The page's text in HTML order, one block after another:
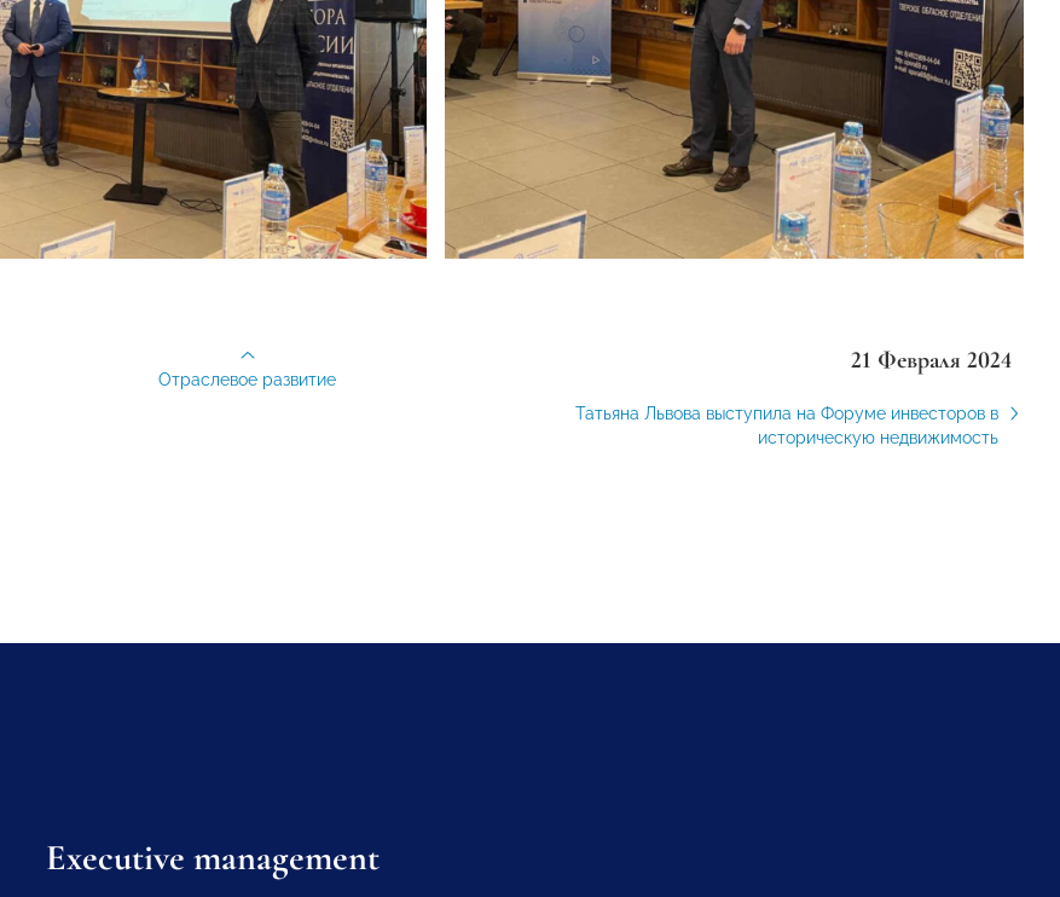
21 Февраля 2024
Татьяна Львова выступила на Форуме инвесторов в
историческую недвижимость
Отраслевое развитие
Executive management